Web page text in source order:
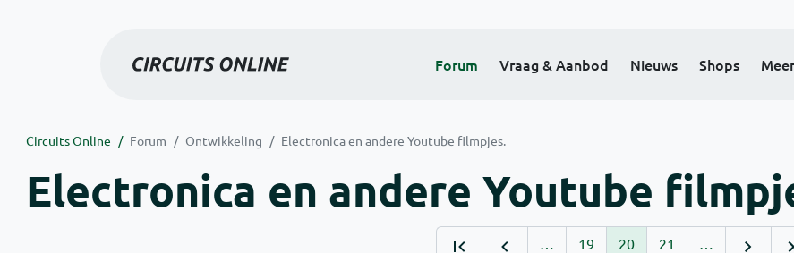
Forum Vraag & Aanbod Nieuws Shops Meer
Circuits Online Forum Ontwikkeling Electronica en andere Youtube filmpjes.
Electronica en andere Youtube
… 19 20 21 …